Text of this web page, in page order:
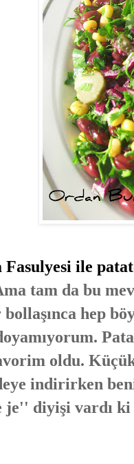
ile
tam da bu
hep
oldu.
indirirken
diyişi vardı ki